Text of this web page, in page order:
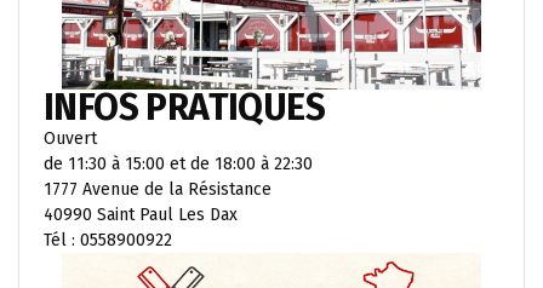
INFOS PRATIQUES
Ouvert
de 11:30 à 15:00 et de 18:00 à 22:30
1777 Avenue de la Résistance
40990 Saint Paul Les Dax
Tél : 0558900922